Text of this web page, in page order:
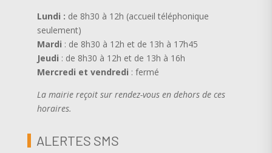
Lundi : de 8h30 à 12h (accueil téléphonique
seulement)
Mardi : de 8h30 à 12h et de 13h à 17h45
Jeudi : de 8h30 à 12h et de 13h à 16h
Mercredi et vendredi : fermé
La mairie reçoit sur rendez-vous en dehors de ces
horaires.
ALERTES SMS